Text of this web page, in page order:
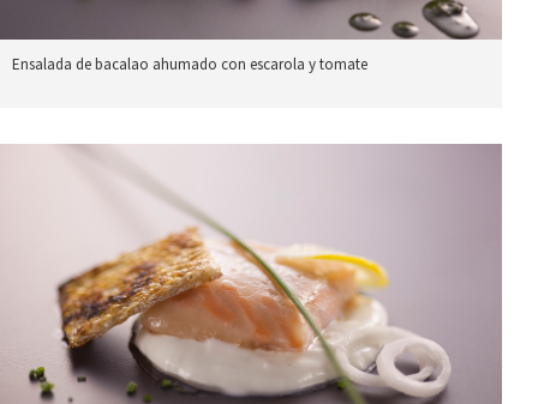
Ensalada de bacalao ahumado con escarola y tomate